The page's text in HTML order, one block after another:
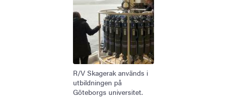
R/V Skagerak används i
utbildningen på
Göteborgs universitet.